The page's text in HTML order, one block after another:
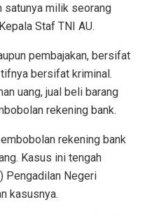
satunya milik seorang
Staf TNI AU.
pembajakan, bersifat
bersifat kriminal.
uang, jual beli barang
rekening bank.
rekening bank
Kasus ini tengah
Pengadilan Negeri
kasusnya.